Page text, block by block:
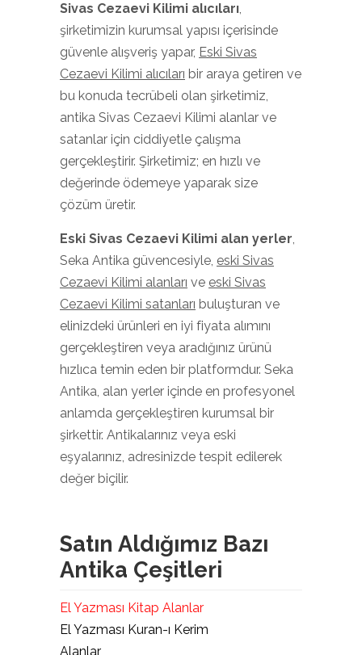
Sivas Cezaevi Kilimi alıcıları,
şirketimizin kurumsal yapısı içerisinde
güvenle alışveriş yapar, Eski Sivas
Cezaevi Kilimi alıcıları bir araya getiren ve
bu konuda tecrübeli olan şirketimiz,
antika Sivas Cezaevi Kilimi alanlar ve
satanlar için ciddiyetle çalışma
gerçekleştirir. Şirketimiz; en hızlı ve
değerinde ödemeye yaparak size
çözüm üretir.
Eski Sivas Cezaevi Kilimi alan yerler,
Seka Antika güvencesiyle, eski Sivas
Cezaevi Kilimi alanları ve eski Sivas
Cezaevi Kilimi satanları buluşturan ve
elinizdeki ürünleri en iyi fiyata alımını
gerçekleştiren veya aradığınız ürünü
hızlıca temin eden bir platformdur. Seka
Antika, alan yerler içinde en profesyonel
anlamda gerçekleştiren kurumsal bir
şirkettir. Antikalarınız veya eski
eşyalarınız, adresinizde tespit edilerek
değer biçilir.
Satın Aldığımız Bazı
Antika Çeşitleri
El Yazması Kitap Alanlar
El Yazması Kuran-ı Kerim
Alanlar